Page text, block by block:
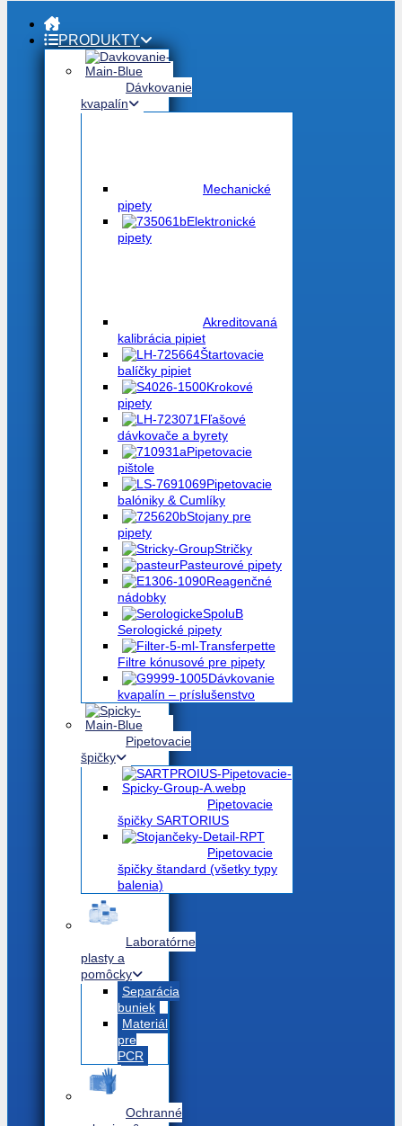
PRODUKTY
Dávkovanie
kvapalín
Mechanické
pipety
Elektronické
pipety
Akreditovaná
kalibrácia pipiet
Štartovacie
balíčky pipiet
Krokové
pipety
Fľašové
dávkovače a byrety
Pipetovacie
pištole
Pipetovacie
balóniky & Cumlíky
Stojany pre
pipety
Stričky
Pasteurové pipety
Reagenčné
nádobky
Serologické pipety
Filtre kónusové pre pipety
Dávkovanie
kvapalín – príslušenstvo
Pipetovacie
špičky
Pipetovacie
špičky SARTORIUS
Pipetovacie
špičky štandard (všetky typy
balenia)
Laboratórne
plasty a
pomôcky
Separácia
buniek
Materiál
pre
PCR
Ochranné